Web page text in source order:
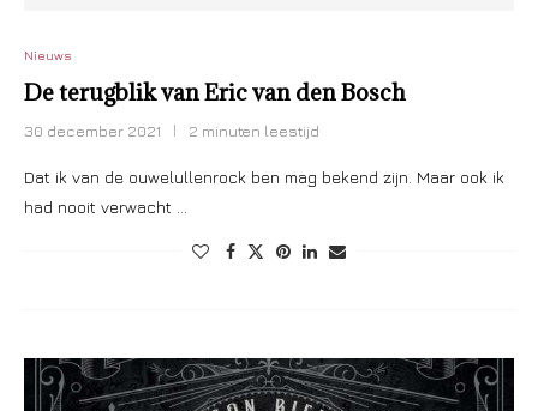
Nieuws
De terugblik van Eric van den Bosch
30 december 2021 2 minuten leestijd
Dat ik van de ouwelullenrock ben mag bekend zijn. Maar ook ik
had nooit verwacht …